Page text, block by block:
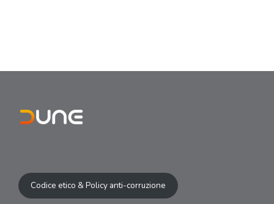
Codice etico & Policy anti-corruzione